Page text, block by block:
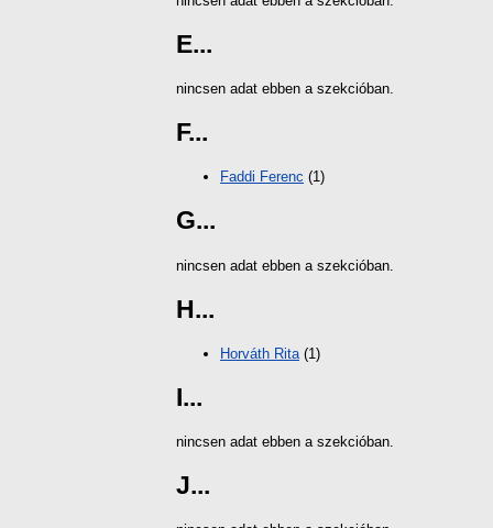
E...
nincsen adat ebben a szekcióban.
F...
Faddi Ferenc (1)
G...
nincsen adat ebben a szekcióban.
H...
Horváth Rita (1)
I...
nincsen adat ebben a szekcióban.
J...